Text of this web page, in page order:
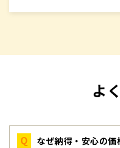
よ
Q なぜ納得・安心の